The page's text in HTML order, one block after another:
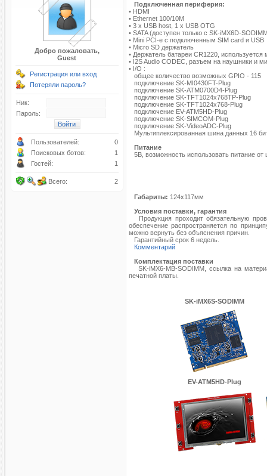
Добро пожаловать,
Guest
Регистрация или вход
Потеряли пароль?
Ник:
Пароль:
Пользователей:
0
Поисковых ботов:
1
Гостей:
1
Всего: 2
Подключенная периферия:
• HDMI
• Ethernet 100/10M
• 3 x USB host, 1 x USB OTG
• SATA (доступен только с SK-iMX6D-
• Mini PCI-e с подключенным SIM card и USB
• Micro SD держатель
• Держатель батареи CR1220,
• I2S Audio CODEC, разъем на наушники и
• I/O :
общее количество возможных GPIO - 115
подключение SK-MI0430FT-Plug
подключение SK-ATM0700D4-Plug
подключение SK-TFT1024x768TP-Plug
подключение SK-TFT1024x768-Plug
подключение EV-ATM5HD-Plug
подключение SK-SIMCOM-Plug
подключение SK-VideoADC-Plug
Мультиплексированная шина данных 16
Питание
5В, возможность использовать питание
Габариты: 124х117мм
Условия поставки, гарантия
Продукция проходит обязательную
обеспечение распространяется по
можно вернуть без объяснения причин.
Гарантийный срок 6 недель.
Комментарий
Комплектация поставки
SK-iMX6-MB-SODIMM, ссылка на
печатной платы.
SK-iMX6S-SODIMM
EV-ATM5HD-Plug